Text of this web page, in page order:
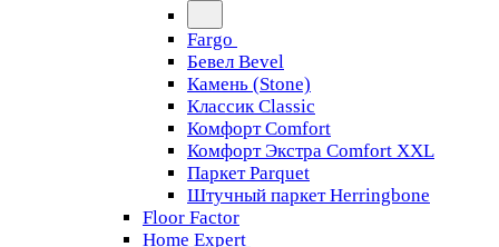
Fargo
Бевел Bevel
Камень (Stone)
Классик Classic
Комфорт Comfort
Комфорт Экстра Comfort XXL
Паркет Parquet
Штучный паркет Herringbone
Floor Factor
Home Expert